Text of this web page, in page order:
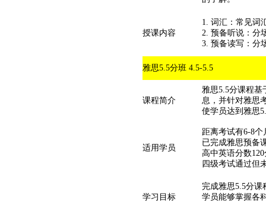
授课内容
1. 词汇：常见词
2. 预备听说：分
3. 预备读写：分
雅思5.5分班 4.5-5.5
课程简介
雅思5.5分课程基
息，并针对雅思
使学员达到雅思
适用学员
距离考试有6-8
已完成雅思预备
高中英语分数
四级考试通过但
学习目标
完成雅思5.5分
学员能够掌握各